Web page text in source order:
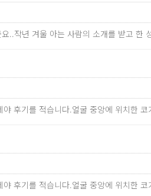
..작년 겨울 아는 사람의 소개를 받고
후기를 적습니다.얼굴 중앙에 위치한
후기를 적습니다.얼굴 중앙에 위치한